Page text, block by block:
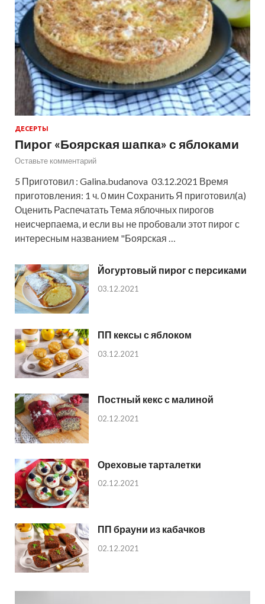
ДЕСЕРТЫ
Пирог «Боярская шапка» с яблоками
Оставьте комментарий
5 Приготовил : Galina.budanova 03.12.2021 Время
приготовления: 1 ч. 0 мин Сохранить Я приготовил(а)
Оценить Распечатать Тема яблочных пирогов
неисчерпаема, и если вы не пробовали этот пирог с
интересным названием "Боярская …
Йогуртовый пирог с персиками
03.12.2021
ПП кексы с яблоком
03.12.2021
Постный кекс с малиной
02.12.2021
Ореховые тарталетки
02.12.2021
ПП брауни из кабачков
02.12.2021